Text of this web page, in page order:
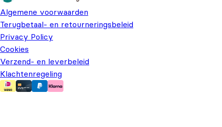
Algemene voorwaarden
Terugbetaal- en retourneringsbeleid
Privacy Policy
Cookies
Verzend- en leverbeleid
Klachtenregeling